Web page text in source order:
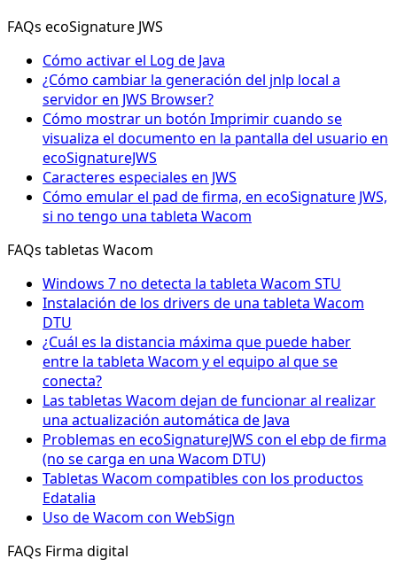
FAQs ecoSignature JWS
Cómo activar el Log de Java
¿Cómo cambiar la generación del jnlp local a
servidor en JWS Browser?
Cómo mostrar un botón Imprimir cuando se
visualiza el documento en la pantalla del usuario en
ecoSignatureJWS
Caracteres especiales en JWS
Cómo emular el pad de firma, en ecoSignature JWS,
si no tengo una tableta Wacom
FAQs tabletas Wacom
Windows 7 no detecta la tableta Wacom STU
Instalación de los drivers de una tableta Wacom
DTU
¿Cuál es la distancia máxima que puede haber
entre la tableta Wacom y el equipo al que se
conecta?
Las tabletas Wacom dejan de funcionar al realizar
una actualización automática de Java
Problemas en ecoSignatureJWS con el ebp de firma
(no se carga en una Wacom DTU)
Tabletas Wacom compatibles con los productos
Edatalia
Uso de Wacom con WebSign
FAQs Firma digital